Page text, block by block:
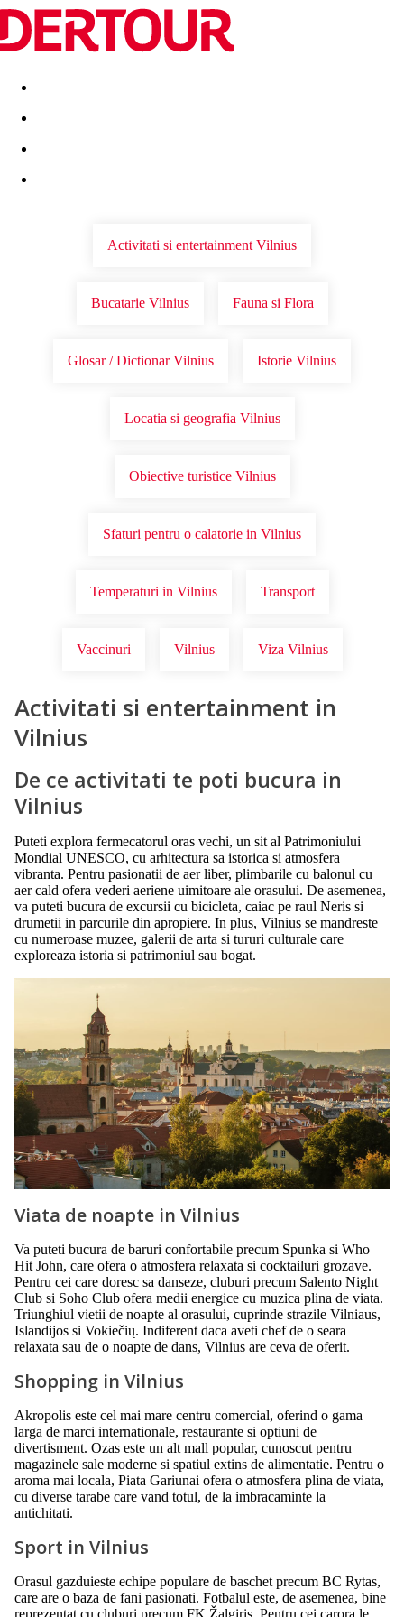
Destinatii Vacanta perfecta OFERTE DE NERATAT
Activitati si entertainment Vilnius
Bucatarie Vilnius Fauna si Flora
Glosar / Dictionar Vilnius Istorie Vilnius
Locatia si geografia Vilnius
Obiective turistice Vilnius
Sfaturi pentru o calatorie in Vilnius
Temperaturi in Vilnius Transport
Vaccinuri Vilnius Viza Vilnius
Activitati si entertainment in
Vilnius
De ce activitati te poti bucura in
Vilnius
Puteti explora fermecatorul oras vechi, un sit al Patrimoniului
Mondial UNESCO, cu arhitectura sa istorica si atmosfera
vibranta. Pentru pasionatii de aer liber, plimbarile cu balonul cu
aer cald ofera vederi aeriene uimitoare ale orasului. De asemenea,
va puteti bucura de excursii cu bicicleta, caiac pe raul Neris si
drumetii in parcurile din apropiere. In plus, Vilnius se mandreste
cu numeroase muzee, galerii de arta si tururi culturale care
exploreaza istoria si patrimoniul sau bogat.
Viata de noapte in Vilnius
Va puteti bucura de baruri confortabile precum Spunka si Who
Hit John, care ofera o atmosfera relaxata si cocktailuri grozave.
Pentru cei care doresc sa danseze, cluburi precum Salento Night
Club si Soho Club ofera medii energice cu muzica plina de viata.
Triunghiul vietii de noapte al orasului, cuprinde strazile Vilniaus,
Islandijos si Vokiečių. Indiferent daca aveti chef de o seara
relaxata sau de o noapte de dans, Vilnius are ceva de oferit.
Shopping in Vilnius
Akropolis este cel mai mare centru comercial, oferind o gama
larga de marci internationale, restaurante si optiuni de
divertisment. Ozas este un alt mall popular, cunoscut pentru
magazinele sale moderne si spatiul extins de alimentatie. Pentru o
aroma mai locala, Piata Gariunai ofera o atmosfera plina de viata,
cu diverse tarabe care vand totul, de la imbracaminte la
antichitati.
Sport in Vilnius
Orasul gazduieste echipe populare de baschet precum BC Rytas,
care are o baza de fani pasionati. Fotbalul este, de asemenea, bine
reprezentat cu cluburi precum FK Žalgiris. Pentru cei carora le